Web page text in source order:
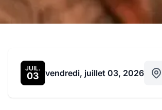
JUIL.
03 vendredi, juillet 03, 2026